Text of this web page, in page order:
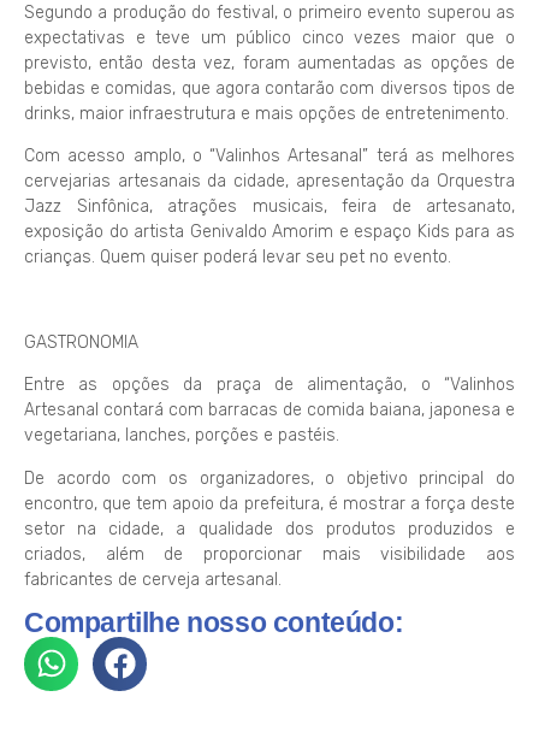
Segundo a produção do festival, o primeiro evento superou as
expectativas e teve um público cinco vezes maior que o
previsto, então desta vez, foram aumentadas as opções de
bebidas e comidas, que agora contarão com diversos tipos de
drinks, maior infraestrutura e mais opções de entretenimento.
Com acesso amplo, o “Valinhos Artesanal” terá as melhores
cervejarias artesanais da cidade, apresentação da Orquestra
Jazz Sinfônica, atrações musicais, feira de artesanato,
exposição do artista Genivaldo Amorim e espaço Kids para as
crianças. Quem quiser poderá levar seu pet no evento.
GASTRONOMIA
Entre as opções da praça de alimentação, o “Valinhos
Artesanal contará com barracas de comida baiana, japonesa e
vegetariana, lanches, porções e pastéis.
De acordo com os organizadores, o objetivo principal do
encontro, que tem apoio da prefeitura, é mostrar a força deste
setor na cidade, a qualidade dos produtos produzidos e
criados, além de proporcionar mais visibilidade aos
fabricantes de cerveja artesanal.
Compartilhe nosso conteúdo: